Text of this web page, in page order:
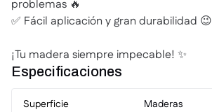
problemas 🔥
✅ Fácil aplicación y gran durabilidad 😉
¡Tu madera siempre impecable! ✨
Especificaciones
Superficie Maderas